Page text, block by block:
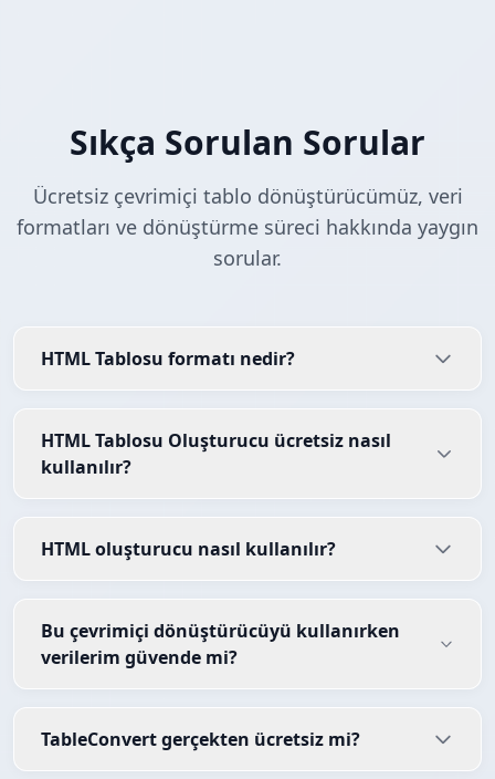
Sıkça Sorulan Sorular
Ücretsiz çevrimiçi tablo dönüştürücümüz, veri
formatları ve dönüştürme süreci hakkında yaygın
sorular.
HTML Tablosu formatı nedir?
HTML Tablosu Oluşturucu ücretsiz nasıl
kullanılır?
HTML oluşturucu nasıl kullanılır?
Bu çevrimiçi dönüştürücüyü kullanırken
verilerim güvende mi?
TableConvert gerçekten ücretsiz mi?